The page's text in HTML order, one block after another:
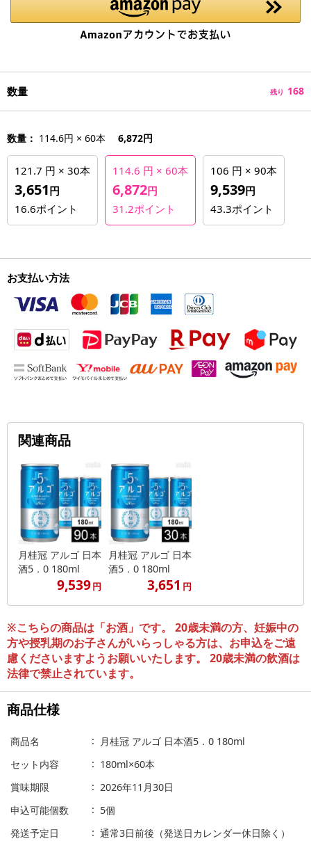
数量 残り 168
数量： 114.6円 × 60本 6,872円
121.7 円 × 30本
3,651円
16.6ポイント
114.6 円 × 60本
6,872円
31.2ポイント
106 円 × 90本
9,539円
43.3ポイント
お支払い方法
関連商品
月桂冠 アルゴ 日本
酒5．0 180ml
9,539円
月桂冠 アルゴ 日本
酒5．0 180ml
3,651 円
※こちらの商品は「お酒」です。 20歳未満の方、妊娠中の
方や授乳期のお子さんがいらっしゃる方は、お申込をご遠
慮くださいますようお願いいたします。 20歳未満の飲酒は
法律で禁止されています。
商品仕様
商品名
月桂冠 アルゴ 日本酒5．0 180ml
セット内容
180ml×60本
賞味期限
2026年11月30日
申込可能個数
5個
発送予定日
通常3日前後（発送日カレンダー休日除く）